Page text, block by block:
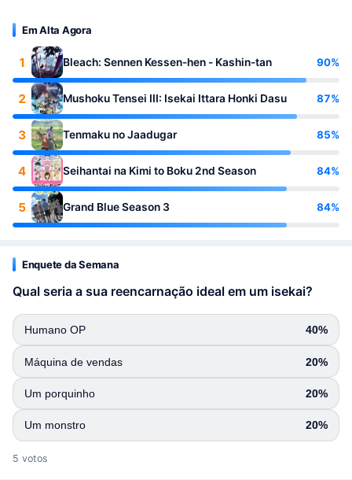
Em Alta Agora
1 Bleach: Sennen Kessen-hen - Kashin-tan 90%
2 Mushoku Tensei III: Isekai Ittara Honki Dasu 87%
3 Tenmaku no Jaadugar 85%
4 Seihantai na Kimi to Boku 2nd Season 84%
5 Grand Blue Season 3 84%
Enquete da Semana
Qual seria a sua reencarnação ideal em um isekai?
Humano OP 40%
Máquina de vendas 20%
Um porquinho 20%
Um monstro 20%
5 votos